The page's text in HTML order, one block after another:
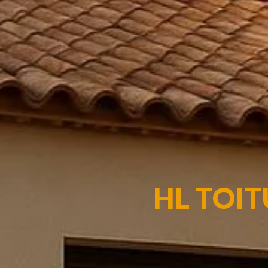
HL